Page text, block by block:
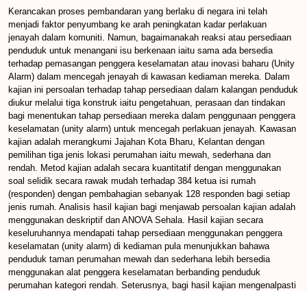
Kerancakan proses pembandaran yang berlaku di negara ini telah
menjadi faktor penyumbang ke arah peningkatan kadar perlakuan
jenayah dalam komuniti. Namun, bagaimanakah reaksi atau persediaan
penduduk untuk menangani isu berkenaan iaitu sama ada bersedia
terhadap pemasangan penggera keselamatan atau inovasi baharu (Unity
Alarm) dalam mencegah jenayah di kawasan kediaman mereka. Dalam
kajian ini persoalan terhadap tahap persediaan dalam kalangan penduduk
diukur melalui tiga konstruk iaitu pengetahuan, perasaan dan tindakan
bagi menentukan tahap persediaan mereka dalam penggunaan penggera
keselamatan (unity alarm) untuk mencegah perlakuan jenayah. Kawasan
kajian adalah merangkumi Jajahan Kota Bharu, Kelantan dengan
pemilihan tiga jenis lokasi perumahan iaitu mewah, sederhana dan
rendah. Metod kajian adalah secara kuantitatif dengan menggunakan
soal selidik secara rawak mudah terhadap 384 ketua isi rumah
(responden) dengan pembahagian sebanyak 128 responden bagi setiap
jenis rumah. Analisis hasil kajian bagi menjawab persoalan kajian adalah
menggunakan deskriptif dan ANOVA Sehala. Hasil kajian secara
keseluruhannya mendapati tahap persediaan menggunakan penggera
keselamatan (unity alarm) di kediaman pula menunjukkan bahawa
penduduk taman perumahan mewah dan sederhana lebih bersedia
menggunakan alat penggera keselamatan berbanding penduduk
perumahan kategori rendah. Seterusnya, bagi hasil kajian mengenalpasti